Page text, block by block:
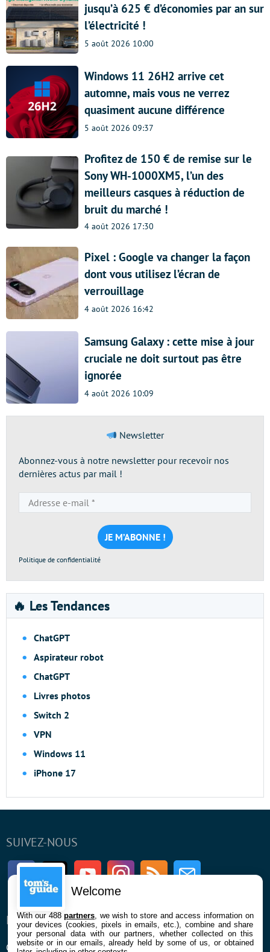
jusqu’à 625 € d’économies par an sur
l’électricité !
5 août 2026 10:00
Windows 11 26H2 arrive cet
automne, mais vous ne verrez
quasiment aucune différence
5 août 2026 09:37
Profitez de 150 € de remise sur le
Sony WH-1000XM5, l’un des
meilleurs casques à réduction de
bruit du marché !
4 août 2026 17:30
Pixel : Google va changer la façon
dont vous utilisez l’écran de
verrouillage
4 août 2026 16:42
Samsung Galaxy : cette mise à jour
cruciale ne doit surtout pas être
ignorée
4 août 2026 10:09
Newsletter
Abonnez-vous à notre newsletter pour recevoir nos
dernières actus par mail !
e-
mail
*
Politique de confidentialité
🔥 Les Tendances
ChatGPT
Aspirateur robot
ChatGPT
Livres photos
Switch 2
VPN
Windows 11
iPhone 17
SUIVEZ-NOUS
FacebookTwitter Youtube InstagramRSS Newsletter
ENTREPRISE
Qui sommes nous
À PROPOS
La rédaction
Welcome
With our 488partners , we wish to store and access information on
your devices (cookies, pixels in emails, etc.), combine and share
your personal data with our partners, whether collected on this
website or in our emails, already held by some of us, or obtained